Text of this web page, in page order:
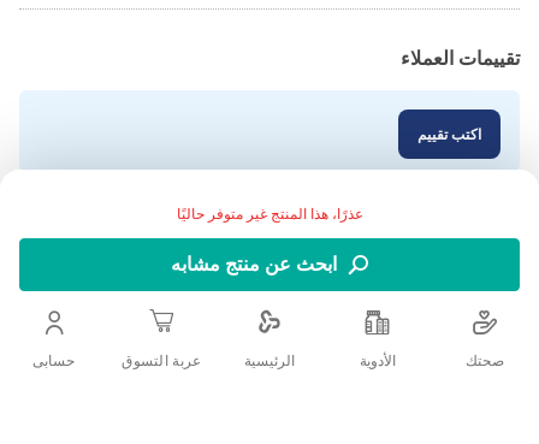
عذرًا، هذا المنتج غير متوفر حاليًا
ابحث عن منتج مشابه
تقييمات العملاء
اكتب تقييم
صحتك الأدوية الرئيسية عربة التسوق حسابى